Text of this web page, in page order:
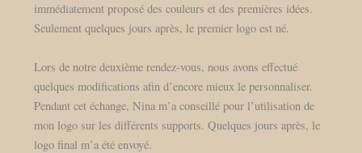
immédiatement proposé des couleurs et des premières idées.
Seulement quelques jours après, le premier logo est né.
Lors de notre deuxième rendez-vous, nous avons effectué
quelques modifications afin d’encore mieux le personnaliser.
Pendant cet échange, Nina m’a conseillé pour l’utilisation de
mon logo sur les différents supports. Quelques jours après, le
logo final m’a été envoyé.